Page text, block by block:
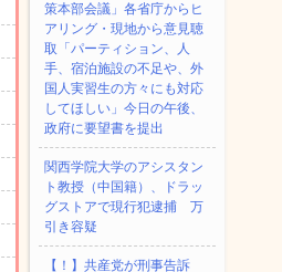
策本部会議」各省庁からヒ
アリング・現地から意見聴
取「パーティション、人
手、宿泊施設の不足や、外
国人実習生の方々にも対応
してほしい」今日の午後、
政府に要望書を提出
関西学院大学のアシスタン
ト教授（中国籍）、ドラッ
グストアで現行犯逮捕 万
引き容疑
【！】共産党が刑事告訴